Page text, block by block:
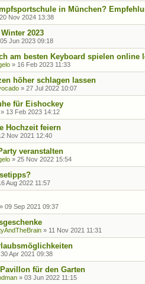
in München?
20 Nov 2024 13:38
2023
05 Jun 2023 09:18
am besten Keyboard spielen online
» 16 Feb 2023 11:33
höher schlagen lassen
» 27 Jul 2022 10:07
für Eishockey
» 13 Feb 2023 14:12
Hochzeit feiern
Nov 2021 12:40
veranstalten
» 25 Nov 2022 15:54
Aug 2022 11:57
» 09 Sep 2021 09:37
» 11 Nov 2021 11:31
30 Apr 2021 09:38
für den Garten
» 03 Jun 2022 11:15